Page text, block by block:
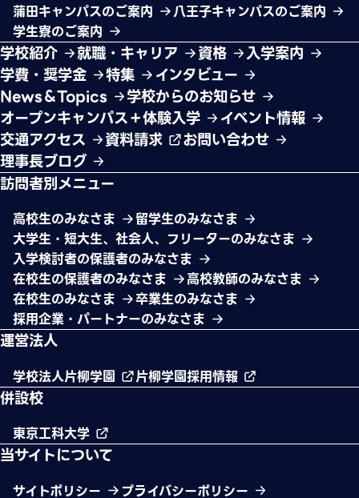
蒲田キャンパスのご案内
八王子キャンパスのご案内
学生寮のご案内
学校紹介 就職・キャリア 資格
入学案内
学費・奨学金
特集
インタビュー
News＆Topics
学校からのお知らせ
オープンキャンパス＋体験入学
イベント情報
交通アクセス
資料請求
お問い合わせ
理事長ブログ
訪問者別メニュー
高校生のみなさま
留学生のみなさま
大学生・短大生、社会人、フリーターのみなさま
入学検討者の保護者のみなさま
在校生の保護者のみなさま
高校教師のみなさま
在校生のみなさま
卒業生のみなさま
採用企業・パートナーのみなさま
運営法人
学校法人片柳学園 片柳学園採用情報
併設校
東京工科大学
当サイトについて
サイトポリシー プライバシーポリシー